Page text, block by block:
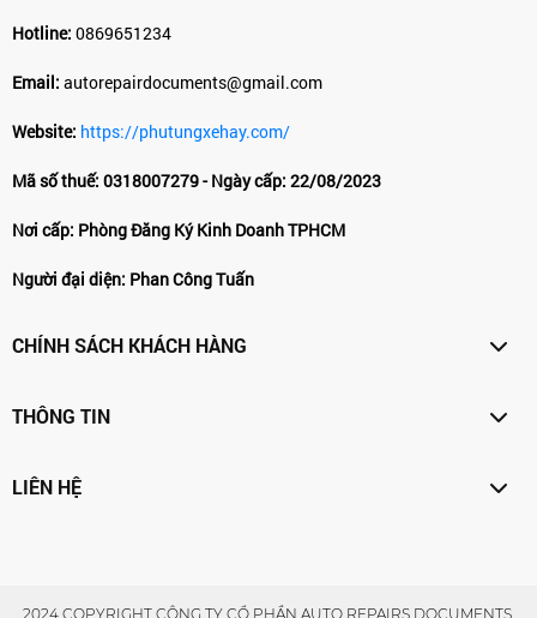
Hotline: 0869651234
Email: autorepairdocuments@gmail.com
Website: https://phutungxehay.com/
Mã số thuế: 0318007279 - Ngày cấp: 22/08/2023
Nơi cấp: Phòng Đăng Ký Kinh Doanh TPHCM
Người đại diện: Phan Công Tuấn
CHÍNH SÁCH KHÁCH HÀNG
THÔNG TIN
LIÊN HỆ
2024 COPYRIGHT CÔNG TY CỔ PHẦN AUTO REPAIRS DOCUMENTS.